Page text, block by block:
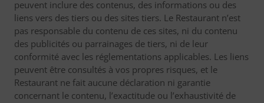
peuvent inclure des contenus, des informations ou des
liens vers des tiers ou des sites tiers. Le Restaurant n’est
pas responsable du contenu de ces sites, ni du contenu
des publicités ou parrainages de tiers, ni de leur
conformité avec les réglementations applicables. Les liens
peuvent être consultés à vos propres risques, et le
Restaurant ne fait aucune déclaration ni garantie
concernant le contenu, l’exactitude ou l’exhaustivité de